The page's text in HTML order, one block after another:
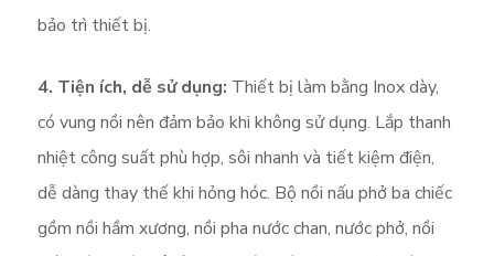
bảo trì thiết bị.
4. Tiện ích, dễ sử dụng: Thiết bị làm bằng Inox dày,
có vung nồi nên đảm bảo khi không sử dụng. Lắp thanh
nhiệt công suất phù hợp, sôi nhanh và tiết kiệm điện,
dễ dàng thay thế khi hỏng hóc. Bộ nồi nấu phở ba chiếc
gồm nồi hầm xương, nồi pha nước chan, nước phở, nồi